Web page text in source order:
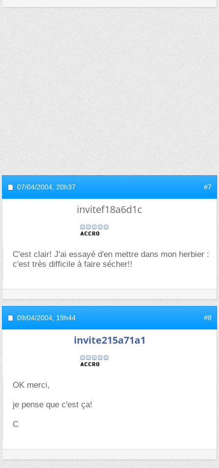
07/04/2004, 20h37 #7
invitef18a6d1c
C'est clair! J'ai essayé d'en mettre dans mon herbier :
c'est très difficile à faire sécher!!
09/04/2004, 19h44 #8
invite215a71a1
OK merci,
je pense que c'est ça!
C